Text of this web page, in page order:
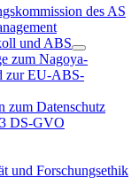
des AS
und ABS
zum Nagoya-
zur EU-ABS-
zum Datenschutz
DS-GVO
und Forschungsethik